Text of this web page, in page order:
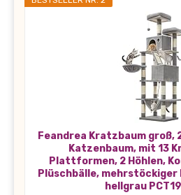
Feandrea Kratzbaum groß,
Katzenbaum, mit 13
Plattformen, 2 Höhlen,
Plüschbälle,
hellgrau